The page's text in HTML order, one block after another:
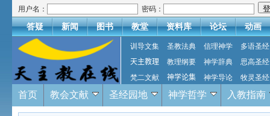
用户名： 密码：
答疑 新闻 图书 教堂 资料库 论坛 动画
训导文集 圣教法典 信理神学
多语圣经
天主教理
教理纲要 神学辞典
思高圣经
梵二文献
神学论集 神学导论 牧灵圣经
首页 教会文献 圣经园地 神学哲学 入教指南